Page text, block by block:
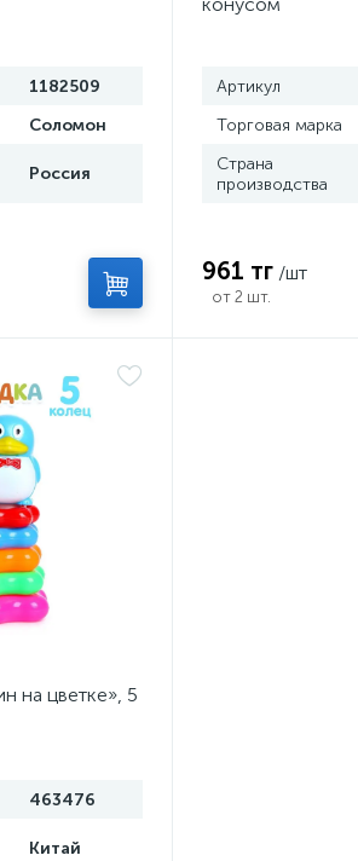
1182509
Соломон
Россия
Артикул
Торговая марка
Страна
производства
961 тг /шт
от 2 шт.
на цветке», 5
463476
Китай